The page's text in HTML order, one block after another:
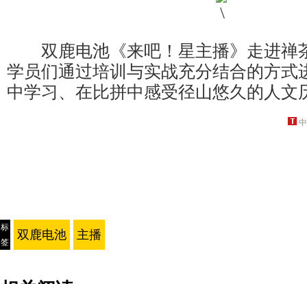
双鹿电池《来吧！星主播》走进禅
学员们通过培训与实战充分结合的方式
中学习、在比拼中感受径山悠久的人文
标
签
双鹿电池 主播